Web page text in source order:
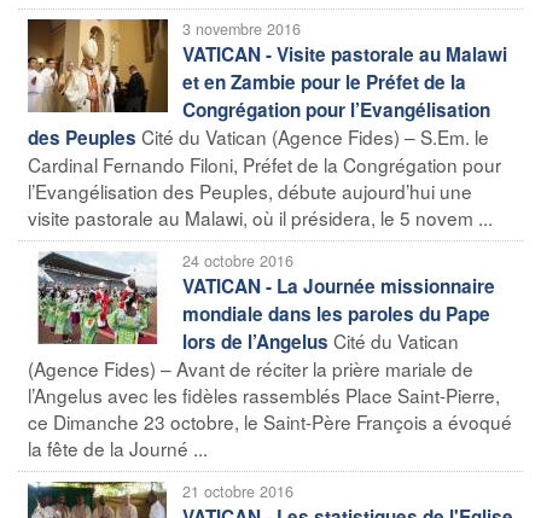
3 novembre 2016
VATICAN - Visite pastorale au Malawi
et en Zambie pour le Préfet de la
Congrégation pour l’Evangélisation
des Peuples Cité du Vatican (Agence Fides) – S.Em. le
Cardinal Fernando Filoni, Préfet de la Congrégation pour
l’Evangélisation des Peuples, débute aujourd’hui une
visite pastorale au Malawi, où il présidera, le 5 novem ...
24 octobre 2016
VATICAN - La Journée missionnaire
mondiale dans les paroles du Pape
lors de l’Angelus Cité du Vatican
(Agence Fides) – Avant de réciter la prière mariale de
l’Angelus avec les fidèles rassemblés Place Saint-Pierre,
ce Dimanche 23 octobre, le Saint-Père François a évoqué
la fête de la Journé ...
21 octobre 2016